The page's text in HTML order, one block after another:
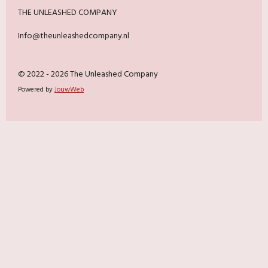
THE UNLEASHED COMPANY
Info@theunleashedcompany.nl
© 2022 - 2026 The Unleashed Company
Powered byJouwWeb